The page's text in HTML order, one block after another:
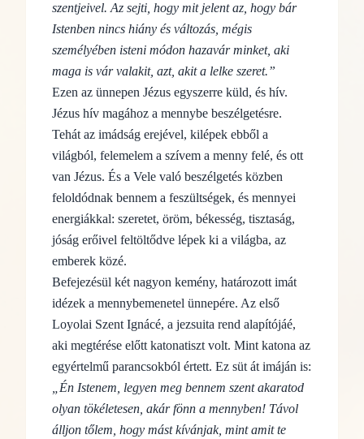
szentjeivel. Az sejti, hogy mit jelent az, hogy bár
Istenben nincs hiány és változás, mégis
személyében isteni módon hazavár minket, aki
maga is vár valakit, azt, akit a lelke szeret.”
Ezen az ünnepen Jézus egyszerre küld, és hív.
Jézus hív magához a mennybe beszélgetésre.
Tehát az imádság erejével, kilépek ebből a
világból, felemelem a szívem a menny felé, és ott
van Jézus. És a Vele való beszélgetés közben
feloldódnak bennem a feszültségek, és mennyei
energiákkal: szeretet, öröm, békesség, tisztaság,
jóság erőivel feltöltődve lépek ki a világba, az
emberek közé.
Befejezésül két nagyon kemény, határozott imát
idézek a mennybemenetel ünnepére. Az első
Loyolai Szent Ignácé, a jezsuita rend alapítójáé,
aki megtérése előtt katonatiszt volt. Mint katona az
egyértelmű parancsokból értett. Ez süt át imáján is:
„Én Istenem, legyen meg bennem szent akaratod
olyan tökéletesen, akár fönn a mennyben! Távol
álljon tőlem, hogy mást kívánjak, mint amit te